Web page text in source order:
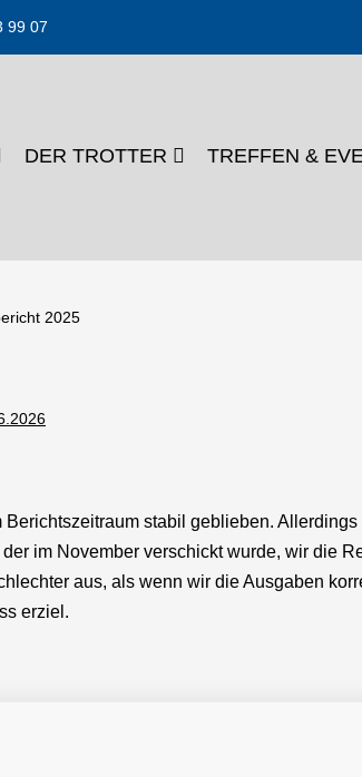
99 07
DER TROTTER TREFFEN &
2025
stabil geblieben.
im November verschickt wurde, wir die
aus, als wenn wir die Ausgaben
erziel.